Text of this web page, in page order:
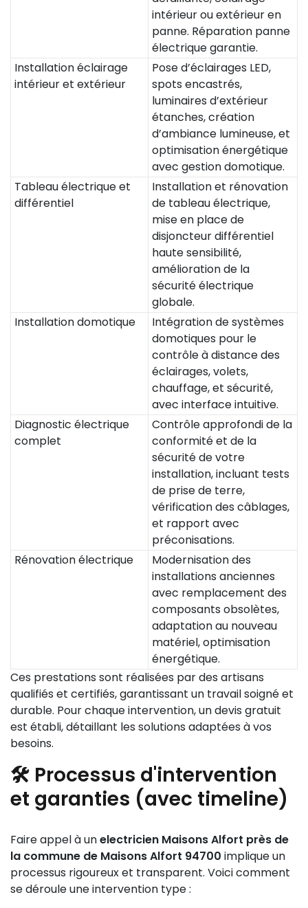
intérieur ou extérieur en
panne. Réparation panne
électrique garantie.
Installation éclairage
intérieur et extérieur
Pose d’éclairages LED,
spots encastrés,
luminaires d’extérieur
étanches, création
d’ambiance lumineuse, et
optimisation énergétique
avec gestion domotique.
Tableau électrique et
différentiel
Installation et rénovation
de tableau électrique,
mise en place de
disjoncteur différentiel
haute sensibilité,
amélioration de la
sécurité électrique
globale.
Installation domotique
Intégration de systèmes
domotiques pour le
contrôle à distance des
éclairages, volets,
chauffage, et sécurité,
avec interface intuitive.
Diagnostic électrique
complet
Contrôle approfondi de la
conformité et de la
sécurité de votre
installation, incluant tests
de prise de terre,
vérification des câblages,
et rapport avec
préconisations.
Rénovation électrique
Modernisation des
installations anciennes
avec remplacement des
composants obsolètes,
adaptation au nouveau
matériel, optimisation
énergétique.
Ces prestations sont réalisées par des artisans
qualifiés et certifiés, garantissant un travail soigné et
durable. Pour chaque intervention, un devis gratuit
est établi, détaillant les solutions adaptées à vos
besoins.
🛠️ Processus d'intervention
et garanties (avec timeline)
Faire appel à unelectricien Maisons Alfort près de
la commune de Maisons Alfort 94700 implique un
processus rigoureux et transparent. Voici comment
se déroule une intervention type :